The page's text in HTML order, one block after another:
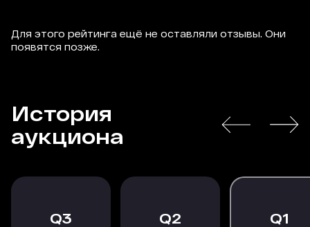
Для этого рейтинга ещё не оставляли отзывы. Они
появятся позже.
История
аукциона
3 2 1